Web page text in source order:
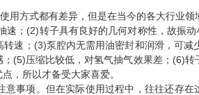
用方式都有差异，但是在当今的各大行业
；(2)转子具有良好的几何对称性，故振
速；(3)泵腔内无需用油密封和润滑，可
(5)压缩比较低，对氢气抽气效果差；(6)
，所以才备受大家喜爱。
事项。但在实际使用过程中，往往还存